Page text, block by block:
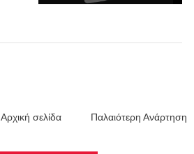
Παλαιότερη Ανάρτηση
Αρχική σελίδα